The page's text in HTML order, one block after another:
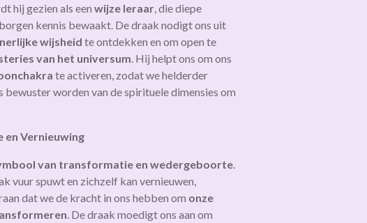
hij gezien als een wijze leraar , die diepe
kennis bewaakt. De draak nodigt ons uit
wijsheid te ontdekken en om open te
van het universum . Hij helpt ons om ons
te activeren, zodat we helderder
bewuster worden van de spirituele dimensies om
en Vernieuwing
van transformatie en wedergeboorte
vuur spuwt en zichzelf kan vernieuwen,
dat we de kracht in ons hebben om onze
. De draak moedigt ons aan om